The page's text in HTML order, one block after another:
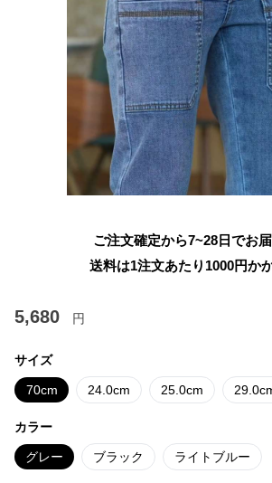
ご注文確定から7~28日でお
送料は1注文あたり 1000円か
5,680 円
サイズ
70cm 24.0cm 25.0cm
カラー
グレー ブラック ライトブルー